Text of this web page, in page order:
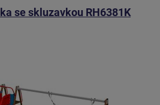
se skluzavkou RH6381K